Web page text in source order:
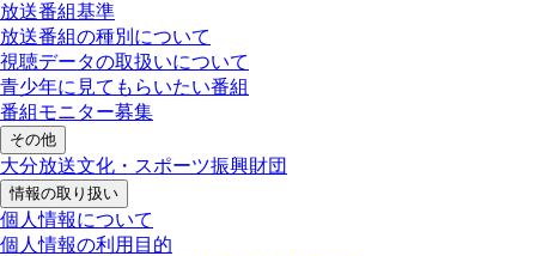
放送番組基準
放送番組の種別について
視聴データの取扱いについて
青少年に見てもらいたい番組
番組モニター募集
その他
大分放送文化・スポーツ振興財団
情報の取り扱い
個人情報について
個人情報の利用目的